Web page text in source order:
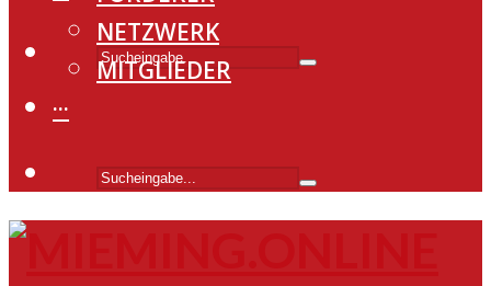
NETZWERK
MITGLIEDER
···